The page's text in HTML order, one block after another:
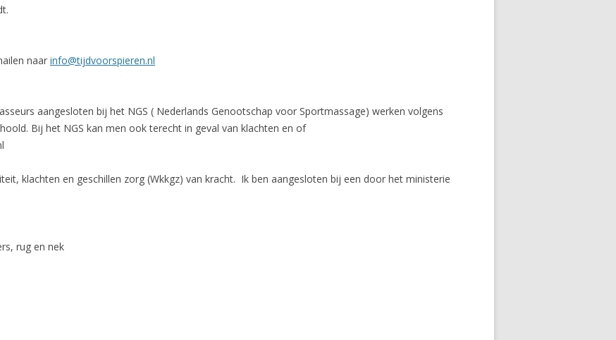
naar info@tijdvoorspieren.nl
aangesloten bij het NGS ( Nederlands Genootschap voor Sportmassage) werken volgens
Bij het NGS kan men ook terecht in geval van klachten en of
klachten en geschillen zorg (Wkkgz) van kracht. Ik ben aangesloten bij een door het ministerie
rug en nek